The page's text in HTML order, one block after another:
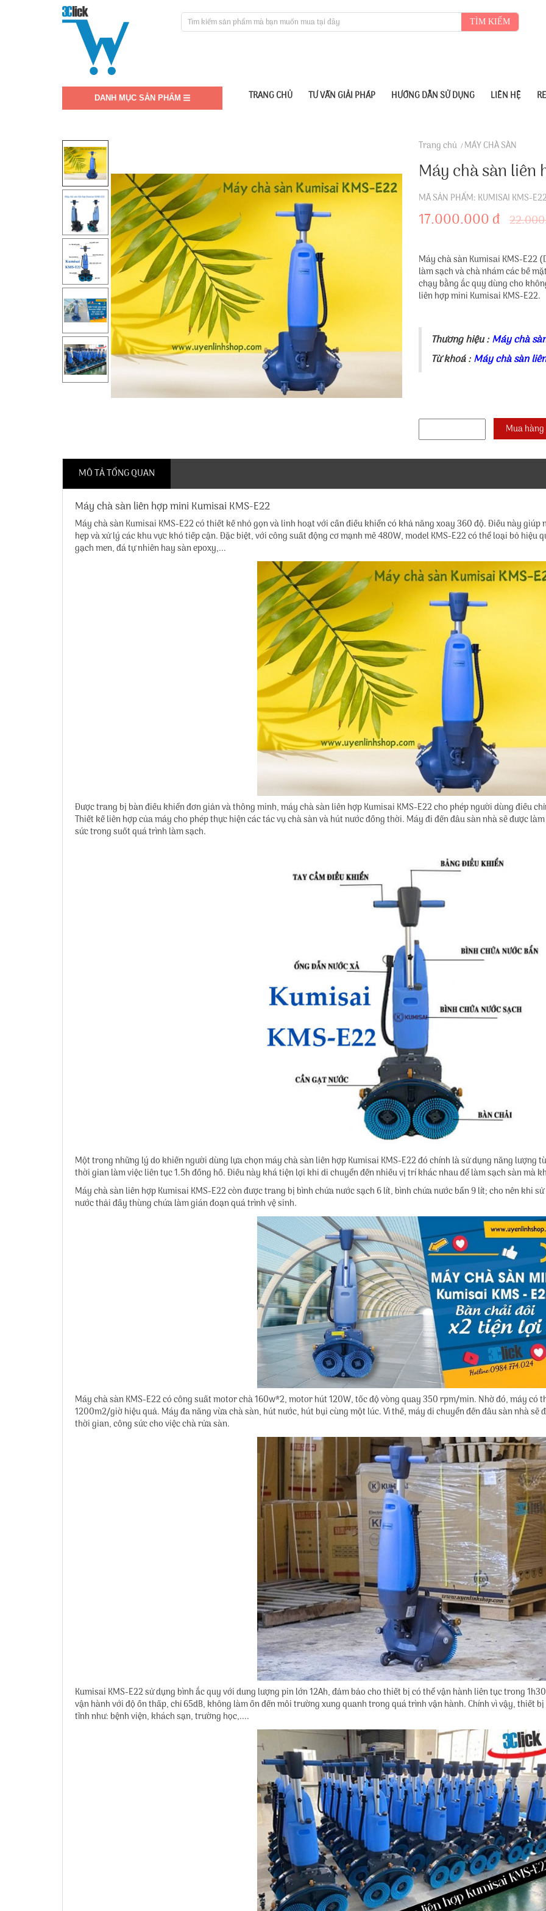
TÌM KIẾM
DANH MỤC SẢN PHẨM TRANG CHỦ TƯ VẤN GIẢI PHÁP HƯỚNG DẪN SỬ DỤNG LIÊN HỆ
Trang chủ MÁY CHÀ SÀN
Máy chà sàn liên
MÃ SẢN PHẨM: KUMISAI KMS-E22
17.000.000 đ
Máy chà sàn Kumisai KMS-E22
làm sạch và chà nhám các bề
chạy bằng ắc quy dùng cho
liên hợp mini Kumisai KMS-E22.
Thương hiệu :Máy chà
Từ khoá :Máy chà sàn
MÔ TẢ TỔNG QUAN
Máy chà sàn liên hợp mini Kumisai KMS-E22
Máy chà sàn Kumisai KMS-E22có thiết kế nhỏ gọn và linh hoạt với cần điều khiển có khả năng xoay 360 độ. Điều này
hẹp và xử lý các khu vực khó tiếp cận. Đặc biệt, với công suất động cơ mạnh mẽ 480W, model KMS-E22 có thể loại bỏ hiệu
gạch men, đá tự nhiên hay sàn epoxy,...
Được trang bị bàn điều khiển đơn giản và thông minh, máy chà sàn liên hợp Kumisai KMS-E22 cho phép người dùng điều
Thiết kế liên hợp của máy cho phép thực hiện các tác vụ chà sàn và hút nước đồng thời. Máy đi đến đâu sàn nhà sẽ được
sức trong suốt quá trình làm sạch.
Một trong những lý do khiến người dùng lựa chọnmáy chà sàn liên hợp Kumisai KMS-E22đó chính là sử dụng năng lượng
thời gian làm việc liên tục 1.5h đồng hồ. Điều này khá tiện lợi khi di chuyển đến nhiều vị trí khác nhau để làm sạch sàn mà
Máy chà sàn liên hợp Kumisai KMS-E22 còn được trang bị bình chứa nước sạch 6 lít, bình chứa nước bẩn 9 lít; cho nên khi
nước thải đầy thùng chứa làm gián đoạn quá trình vệ sinh.
Máy chà sàn KMS-E22 có công suất motor chà 160w*2, motor hút 120W, tốc độ vòng quay 350 rpm/min. Nhờ đó, máy có
1200m2/giờ hiệu quả. Máy đa năng vừa chà sàn, hút nước, hút bụi cùng một lúc. Vì thế, máy di chuyển đến đâu sàn nhà
thời gian, công sức cho việc chà rửa sàn.
Kumisai KMS-E22sử dụng bình ắc quy với dung lượng pin lớn 12Ah, đảm bảo cho thiết bị có thể vận hành liên tục trong
vận hành với độ ồn thấp, chỉ 65dB, không làm ồn đến môi trường xung quanh trong quá trình vận hành. Chính vì vậy, thiết
tĩnh như: bệnh viện, khách sạn, trường học,....